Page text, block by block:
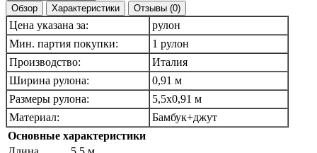
Обзор
Характеристики Отзывы (0)
Цена указана за:
рулон
Мин. партия покупки:
1 рулон
Производство:
Италия
Ширина рулона:
0,91 м
Размеры рулона:
5,5х0,91 м
Материал:
Бамбук+джут
Основные характеристики